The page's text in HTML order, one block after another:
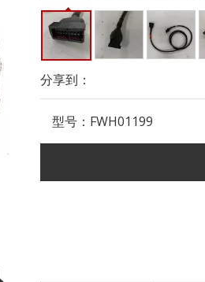
分享到：
型号： FWH01199